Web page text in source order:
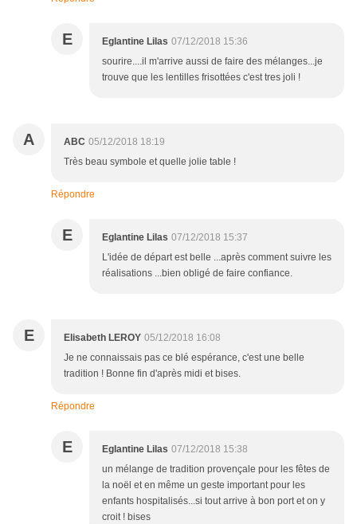
E Eglantine Lilas 07/12/2018 15:36
sourire....il m'arrive aussi de faire des mélanges...je
trouve que les lentilles frisottées c'est tres joli !
A ABC 05/12/2018 18:19
Très beau symbole et quelle jolie table !
Répondre
E Eglantine Lilas 07/12/2018 15:37
L'idée de départ est belle ...après comment suivre les
réalisations ...bien obligé de faire confiance.
E Elisabeth LEROY 05/12/2018 16:08
Je ne connaissais pas ce blé espérance, c'est une belle
tradition ! Bonne fin d'après midi et bises.
Répondre
E Eglantine Lilas 07/12/2018 15:38
un mélange de tradition provençale pour les fêtes de
la noël et en même un geste important pour les
enfants hospitalisés...si tout arrive à bon port et on y
croit ! bises